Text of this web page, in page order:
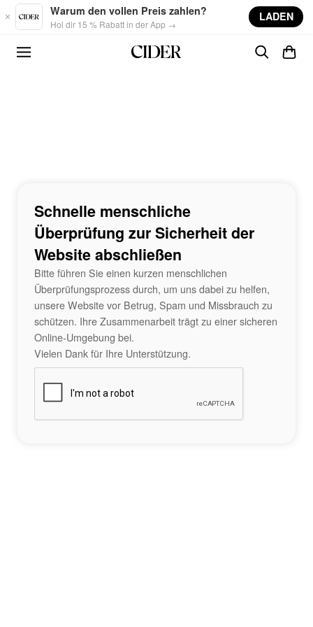
Skip to main content
Warum den vollen Preis zahlen?
Hol dir 15 % Rabatt in der App →
LADEN
Schnelle menschliche
Überprüfung zur Sicherheit der
Website abschließen
Bitte führen Sie einen kurzen menschlichen
Überprüfungsprozess durch, um uns dabei zu helfen,
unsere Website vor Betrug, Spam und Missbrauch zu
schützen. Ihre Zusammenarbeit trägt zu einer sicheren
Online-Umgebung bei.
Vielen Dank für Ihre Unterstützung.